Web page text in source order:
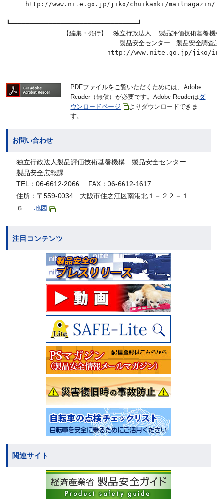
http://www.nite.go.jp/jiko/chuikanki/mailmagazin/
┗━━━━━━━━━━━━━━━━━━━━━━━━━━━━━━━━━┛
【編集・発行】　独立行政法人  製品評価技術基盤
製品安全センター　製品安全調査
PDFファイルをご覧いただくためには、Adobe
Reader（無償）が必要です。Adobe Readerはダ
ウンロードページ
よりダウンロードできま
す。
お問い合わせ
独立行政法人製品評価技術基盤機構 製品安全センター
製品安全広報課
TEL：06-6612-2066 FAX：06-6612-1617
住所：〒559-0034 大阪市住之江区南港北１－２２－１
６
地図
注目コンテンツ
関連サイト